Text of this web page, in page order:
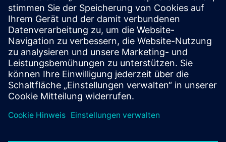
Press | Company | Siemens
© Siemens 1996 – 2026
Corporate Information
Privacy Notice
Cookie Notice